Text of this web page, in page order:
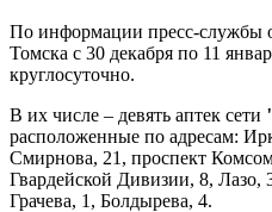
По информации пресс-службы
Томска с 30 декабря по 11
круглосуточно.
В их числе – девять аптек сети
расположенные по адресам:
Смирнова, 21, проспект
Гвардейской Дивизии, 8, Лазо,
Грачева, 1, Болдырева, 4.